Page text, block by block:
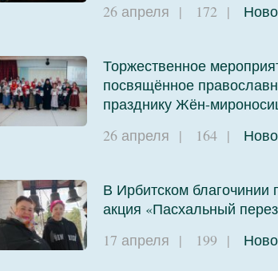
26 апреля | 172 |
Торжественное
посвящённое
празднику Жён-
26 апреля | 164 |
В Ирбитском благочинии
акция «Пасхальный
17 апреля | 199 |